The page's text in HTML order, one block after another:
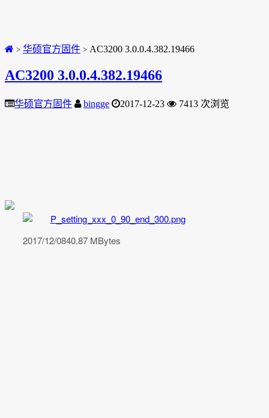
> 华硕官方固件 > AC3200 3.0.0.4.382.19466
AC3200 3.0.0.4.382.19466
华硕官方固件 bingge 2017-12-23 7413 次浏览
2017/12/0840.87 MBytes